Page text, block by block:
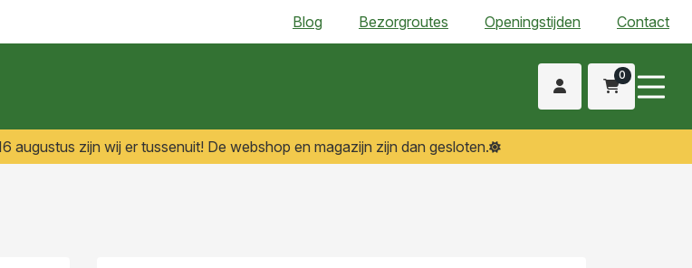
Blog Bezorgroutes Openingstijden Contact
0
augustus zijn wij er tussenuit! De webshop en magazijn zijn dan gesloten.